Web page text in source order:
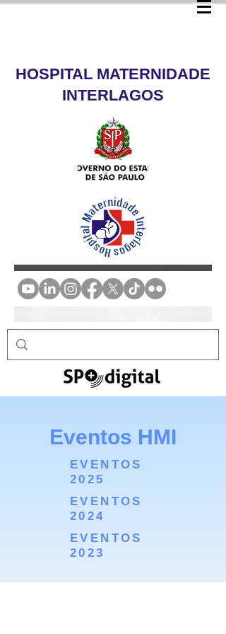
HOSPITAL MATERNIDADE
INTERLAGOS
Eventos HMI
EVENTOS
2025
EVENTOS
2024
EVENTOS
2023